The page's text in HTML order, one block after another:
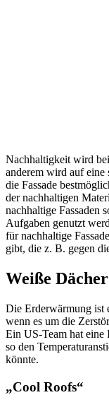
Nachhaltigkeit wird
anderem wird auf eine
die Fassade
der nachhaltigen
nachhaltige Fassaden
Aufgaben genutzt
für nachhaltige
gibt, die z. B. gegen
Weiße
Die Erderwärmung ist
wenn es um die
Ein US-Team hat eine
so den
könnte.
„Cool Roofs“